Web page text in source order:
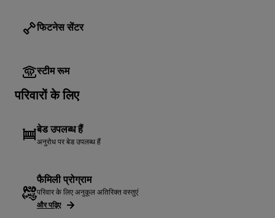
फिटनेस सेंटर
स्टीम रूम
परिवारों के लिए
बेड उपलब्ध हैं
अनुरोध पर बेड उपलब्ध हैं
फैमिली प्रोग्राम
परिवार के लिए अनुकूल अतिरिक्त वस्तुएं
और पढ़िए